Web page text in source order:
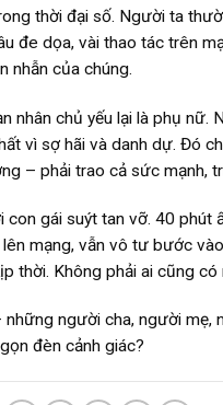
thời đại số. Người ta
đe dọa, vài thao tác trên
nhẫn của chúng.
nhân chủ yếu lại là phụ nữ.
vì sợ hãi và danh dự. Đó
– phải trao cả sức mạnh,
gái suýt tan vỡ. 40 phút
mạng, vẫn vô tư bước
thời. Không phải ai cũng
người cha, người
đèn cảnh giác?